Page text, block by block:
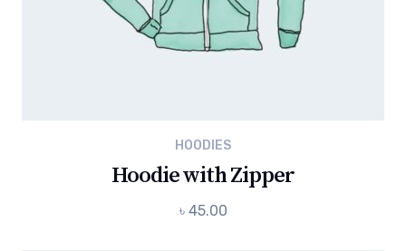
HOODIES
Hoodie with Zipper
৳ 45.00